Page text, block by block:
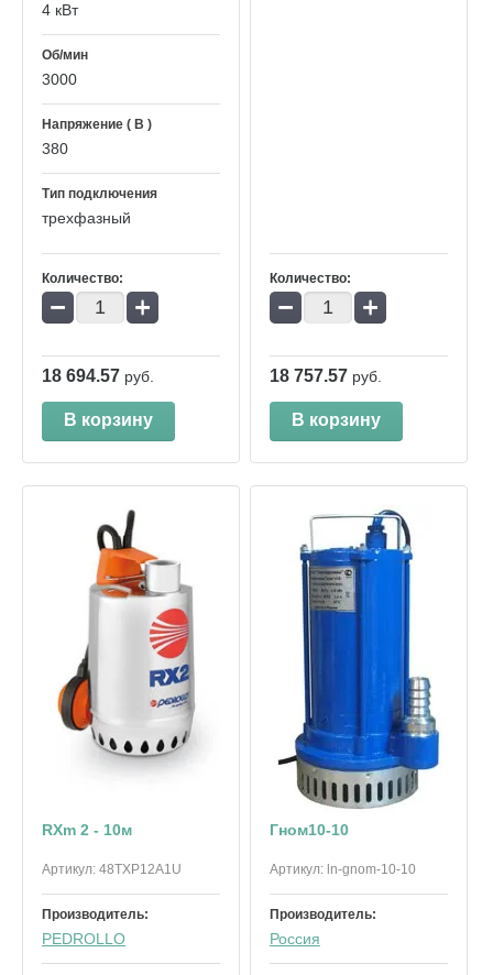
4 кВт
Об/мин
3000
Напряжение ( В )
380
Тип подключения
трехфазный
Количество:
− +
18 694.57 руб.
В корзину
Количество:
− +
18 757.57 руб.
В корзину
RXm 2 - 10м
Артикул: 48TXP12A1U
Производитель:
PEDROLLO
Гном10-10
Артикул:ln-gnom-10-10
Производитель:
Россия